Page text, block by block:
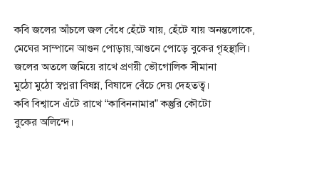
কবি জলের আঁচলে জল বেঁধে হেঁটে যায়, হেঁটে যায় অনন্তলোকে,
মেঘের সাম্পানে আগুন পোড়ায়,আগুনে পোড়ে বুকের গৃহস্থালি।
জলের অতলে জমিয়ে রাখে প্রণয়ী ভৌগোলিক সীমানা
মুঠো মুঠো স্বপ্নরা বিষন্ন, বিষাদে বেঁচে দেয় দেহতত্ব।
কবি বিশ্বাসে এঁটে রাখে “কাবিননামার” কস্তুরি কৌটো
বুকের অলিন্দে।